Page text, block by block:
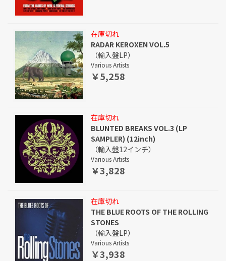
在庫切れ
RADAR KEROXEN VOL.5
（輸入盤LP）
Various Artists
￥5,258
在庫切れ
BLUNTED BREAKS VOL.3 (LP
SAMPLER) (12inch)
（輸入盤12インチ）
Various Artists
￥3,828
在庫切れ
THE BLUE ROOTS OF THE ROLLING
STONES
（輸入盤LP）
Various Artists
￥3,938